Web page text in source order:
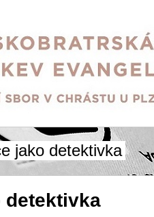
jako detektivka
detektivka